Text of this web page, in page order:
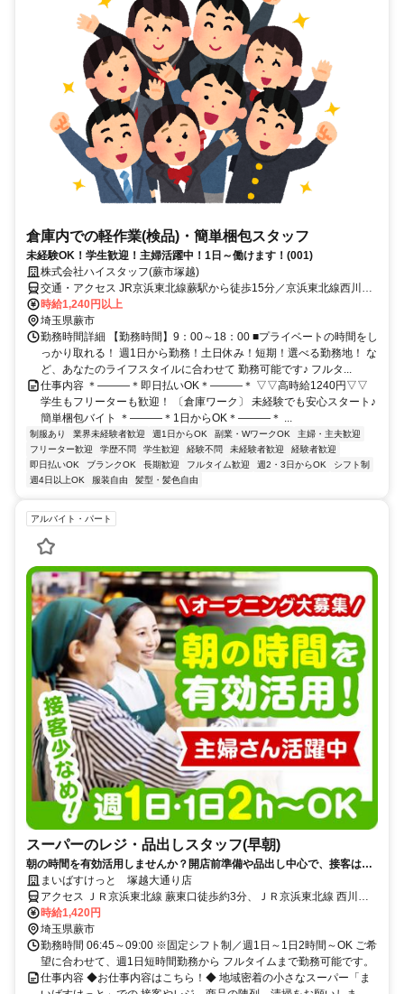
倉庫内での軽作業(検品)・簡単梱包スタッフ
未経験OK！学生歓迎！主婦活躍中！1日～働けます！(001)
株式会社ハイスタッフ(蕨市塚越)
交通・アクセス JR京浜東北線蕨駅から徒歩15分／京浜東北線西川口
駅からバス10分
時給1,240円以上
埼玉県蕨市
勤務時間詳細 【勤務時間】9：00～18：00 ■プライベートの時間をし
っかり取れる！ 週1日から勤務！土日休み！短期！選べる勤務地！ な
ど、あなたのライフスタイルに合わせて 勤務可能です♪ フルタ...
仕事内容 ＊―――＊即日払いOK＊―――＊ ▽▽高時給1240円▽▽
学生もフリーターも歓迎！ 〔倉庫ワーク〕 未経験でも安心スタート♪
簡単梱包バイト ＊―――＊1日からOK＊―――＊ ...
制服あり 業界未経験者歓迎 週1日からOK 副業・WワークOK
主婦・主夫歓迎
フリーター歓迎
学歴不問 学生歓迎 経験不問 未経験者歓迎
経験者歓迎
即日払いOK
ブランクOK 長期歓迎 フルタイム歓迎 週2・3日からOK
シフト制
週4日以上OK
服装自由 髪型・髪色自由
アルバイト・パート
スーパーのレジ・品出しスタッフ(早朝)
朝の時間を有効活用しませんか？開店前準備や品出し中心で、接客は少
なめ！短時間でもしっかり働けて家事や本業前の“朝活バイト”にピッタ
リ！
まいばすけっと 塚越大通り店
アクセス ＪＲ京浜東北線 蕨東口徒歩約3分、ＪＲ京浜東北線 西川口
東口徒歩約24分、ＪＲ埼京線/りんかい線 戸田（埼玉県）東口徒歩約
36分 ★週1日～OK ★日祝時給51円UP
時給1,420円
埼玉県蕨市
勤務時間 06:45～09:00 ※固定シフト制／週1日～1日2時間～OK ご希
望に合わせて、週1日短時間勤務から フルタイムまで勤務可能です。
仕事内容 ◆お仕事内容はこちら！◆ 地域密着の小さなスーパー「ま